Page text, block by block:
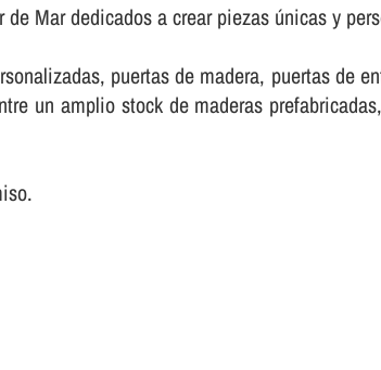
Mar dedicados a crear piezas únicas y
puertas de madera, puertas de
un amplio stock de maderas